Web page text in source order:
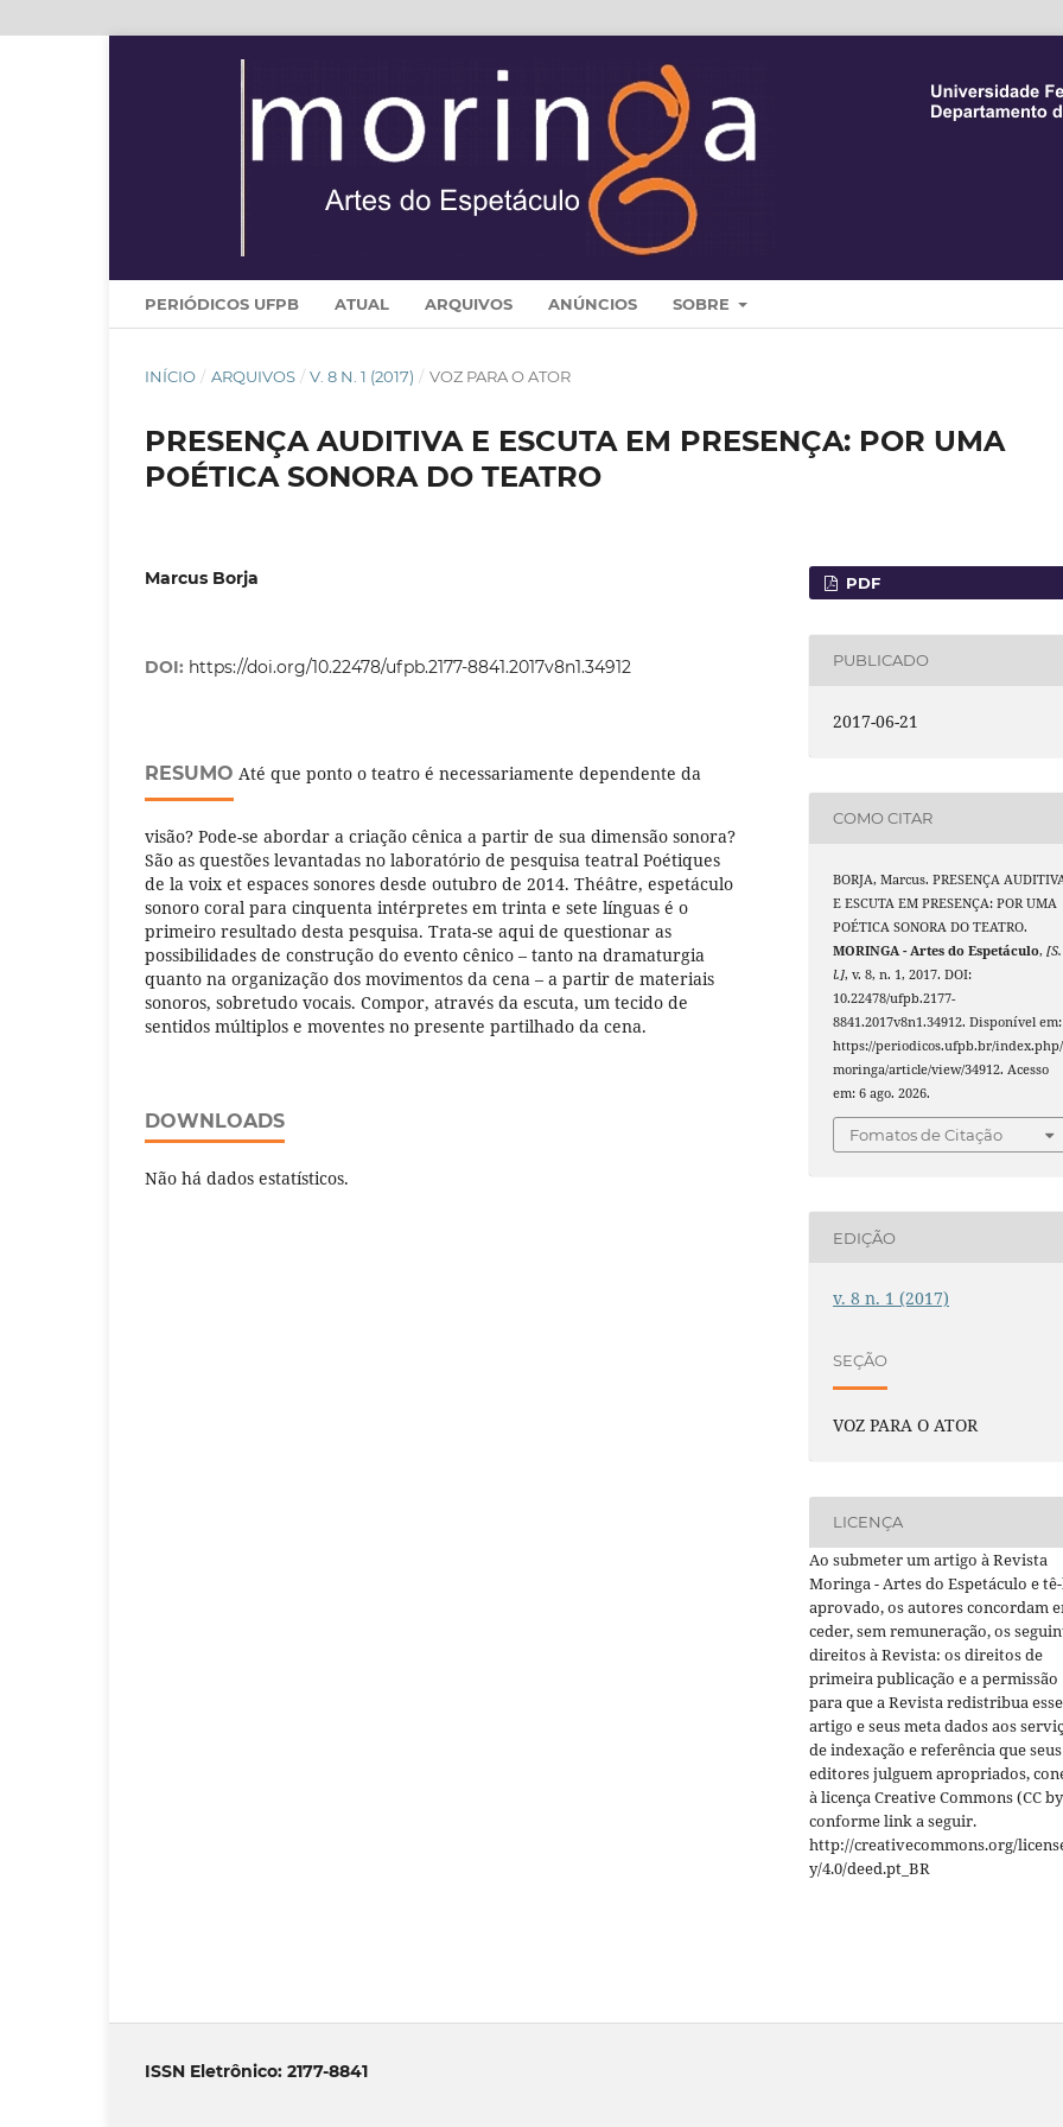
PERIÓDICOS UFPB ATUAL ARQUIVOS ANÚNCIOS SOBRE
INÍCIO / ARQUIVOS / V. 8 N. 1 (2017) / VOZ PARA O ATOR
PRESENÇA AUDITIVA E ESCUTA EM PRESENÇA: POR UMA
POÉTICA SONORA DO TEATRO
Marcus Borja
DOI: https://doi.org/10.22478/ufpb.2177-8841.2017v8n1.34912
RESUMO Até que ponto o teatro é necessariamente dependente da
visão? Pode-se abordar a criação cênica a partir de sua dimensão sonora?
São as questões levantadas no laboratório de pesquisa teatral Poétiques
de la voix et espaces sonores desde outubro de 2014. Théâtre, espetáculo
sonoro coral para cinquenta intérpretes em trinta e sete línguas é o
primeiro resultado desta pesquisa. Trata-se aqui de questionar as
possibilidades de construção do evento cênico – tanto na dramaturgia
quanto na organização dos movimentos da cena – a partir de materiais
sonoros, sobretudo vocais. Compor, através da escuta, um tecido de
sentidos múltiplos e moventes no presente partilhado da cena.
DOWNLOADS
Não há dados estatísticos.
PDF
PUBLICADO
2017-06-21
COMO CITAR
BORJA, Marcus. PRESENÇA
E ESCUTA EM PRESENÇA: POR UMA
POÉTICA SONORA DO TEATRO.
MORINGA - Artes do Espetáculo,[S.
l.], v. 8, n. 1, 2017. DOI:
10.22478/ufpb.2177-
8841.2017v8n1.34912. Disponível em:
https://periodicos.ufpb.br/index.php/
moringa/article/view/34912. Acesso
em: 6 ago. 2026.
Fomatos de Citação
EDIÇÃO
v. 8 n. 1 (2017)
SEÇÃO
VOZ PARA O ATOR
LICENÇA
Ao submeter um artigo à Revista
Moringa - Artes do Espetáculo e
aprovado, os autores concordam
ceder, sem remuneração, os
direitos à Revista: os direitos de
primeira publicação e a permissão
para que a Revista redistribua esse
artigo e seus meta dados aos
de indexação e referência que seus
editores julguem apropriados,
à licença Creative Commons (CC
conforme link a seguir.
http://creativecommons.org/
y/4.0/deed.pt_BR
ISSN Eletrônico: 2177-8841